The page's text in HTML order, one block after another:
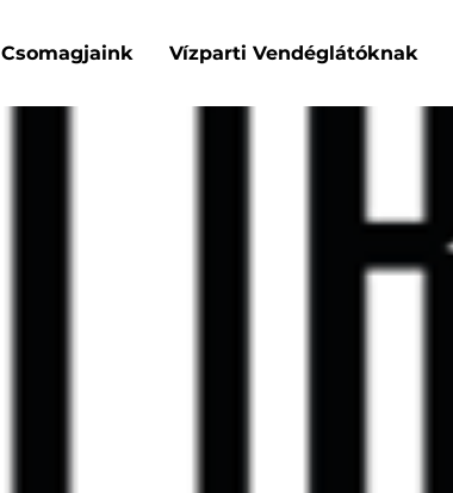
Csomagjaink Vízparti Vendéglátóknak